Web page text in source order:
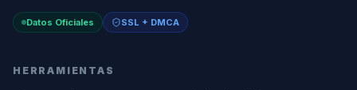
Datos Oficiales SSL + DMCA
HERRAMIENTAS